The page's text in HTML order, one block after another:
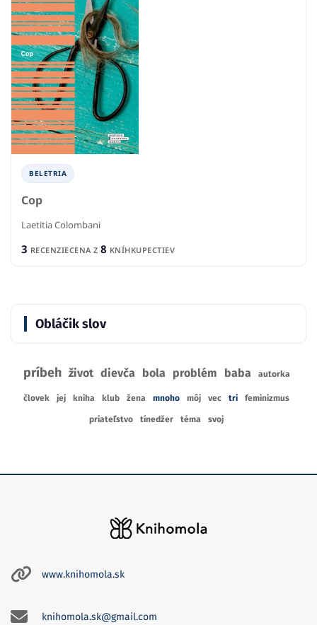
BELETRIA
Cop
Laetitia Colombani
3 RECENZIECENA Z 8 KNÍHKUPECTIEV
Obláčik slov
príbeh život dievča bola problém baba autorka
človek jej kniha klub žena mnoho môj vec tri feminizmus
priateľstvo tínedžer téma svoj
www.knihomola.sk
knihomola.sk@gmail.com